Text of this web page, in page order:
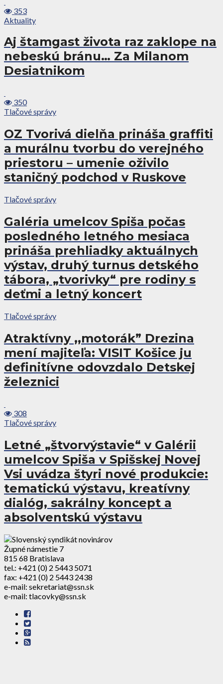
353
Aktuality
Aj štamgast života raz zaklope na
nebeskú bránu… Za Milanom
Desiatnikom
350
Tlačové správy
OZ Tvorivá dielňa prináša graffiti
a murálnu tvorbu do verejného
priestoru – umenie oživilo
staničný podchod v Ruskove
Tlačové správy
Galéria umelcov Spiša počas
posledného letného mesiaca
prináša prehliadky aktuálnych
výstav, druhý turnus detského
tábora, „tvorivky“ pre rodiny s
deťmi a letný koncert
Tlačové správy
Atraktívny ,,motorák” Drezina
mení majiteľa: VISIT Košice ju
definitívne odovzdalo Detskej
železnici
308
Tlačové správy
Letné „štvorvýstavie“ v Galérii
umelcov Spiša v Spišskej Novej
Vsi uvádza štyri nové produkcie:
tematickú výstavu, kreatívny
dialóg, sakrálny koncept a
absolventskú výstavu
Župné námestie 7
815 68 Bratislava
tel.: +421 (0) 2 5443 5071
fax: +421 (0) 2 5443 2438
e-mail: sekretariat@ssn.sk
e-mail: tlacovky@ssn.sk